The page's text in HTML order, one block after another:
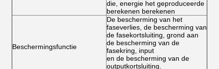
die, energie het geproduceerde
berekenen berekenen
Beschermingsfunctie
De bescherming van het
faseverlies, de bescherming van
de fasekortsluiting, grond aan
de bescherming van de
fasekring, input
en de bescherming van de
outputkortsluiting.